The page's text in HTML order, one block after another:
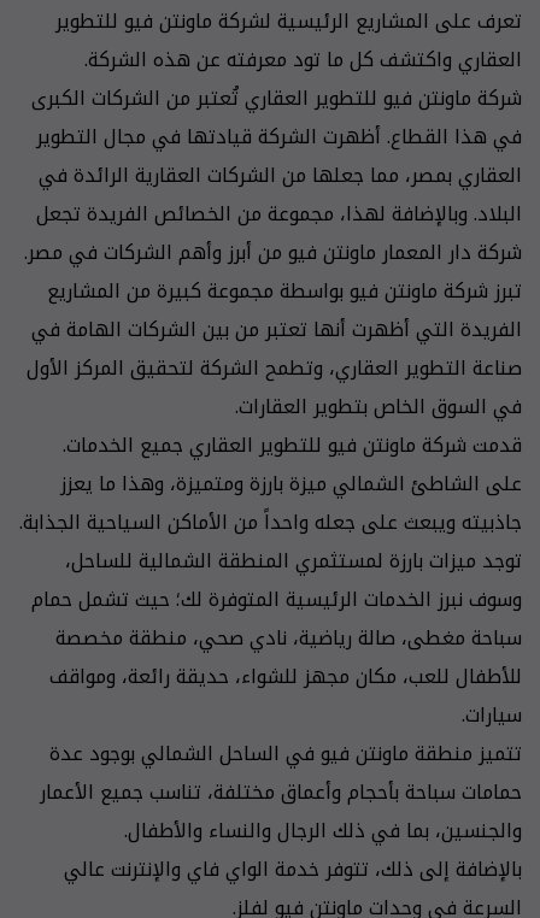
تعرف على المشاريع الرئيسية لشركة ماونتن فيو للتطوير
العقاري واكتشف كل ما تود معرفته عن هذه الشركة.
شركة ماونتن فيو للتطوير العقاري تُعتبر من الشركات الكبرى
في هذا القطاع. أظهرت الشركة قيادتها في مجال التطوير
العقاري بمصر، مما جعلها من الشركات العقارية الرائدة في
البلاد. وبالإضافة لهذا، مجموعة من الخصائص الفريدة تجعل
شركة دار المعمار ماونتن فيو من أبرز وأهم الشركات في مصر.
تبرز شركة ماونتن فيو بواسطة مجموعة كبيرة من المشاريع
الفريدة التي أظهرت أنها تعتبر من بين الشركات الهامة في
صناعة التطوير العقاري، وتطمح الشركة لتحقيق المركز الأول
في السوق الخاص بتطوير العقارات.
قدمت شركة ماونتن فيو للتطوير العقاري جميع الخدمات.
على الشاطئ الشمالي ميزة بارزة ومتميزة، وهذا ما يعزز
جاذبيته ويبعث على جعله واحداً من الأماكن السياحية الجذابة.
توجد ميزات بارزة لمستثمري المنطقة الشمالية للساحل،
وسوف نبرز الخدمات الرئيسية المتوفرة لك؛ حيث تشمل حمام
سباحة مغطى، صالة رياضية، نادي صحي، منطقة مخصصة
للأطفال للعب، مكان مجهز للشواء، حديقة رائعة، ومواقف
سيارات.
تتميز منطقة ماونتن فيو في الساحل الشمالي بوجود عدة
حمامات سباحة بأحجام وأعماق مختلفة، تناسب جميع الأعمار
والجنسين، بما في ذلك الرجال والنساء والأطفال.
بالإضافة إلى ذلك، تتوفر خدمة الواي فاي والإنترنت عالي
السرعة في وحدات ماونتن فيو لفلز.